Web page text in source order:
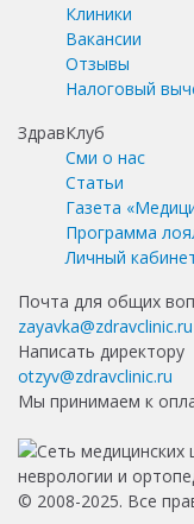
Клиники
Вакансии
Отзывы
Налоговый
ЗдравКлуб
Сми о нас
Статьи
Газета
Программа
Личный
Почта для общих
zayavka@zdravclinic.ru
Написать директору
otzyv@zdravclinic.ru
Мы принимаем к
© 2008-2025. Все